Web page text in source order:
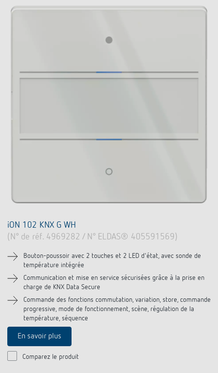
iON 102 KNX G WH
(N° de réf. 4969282 / N° ELDAS® 405591569)
Bouton-poussoir avec 2 touches et 2 LED d'état, avec sonde de
température intégrée
Communication et mise en service sécurisées grâce à la prise en
charge de KNX Data Secure
Commande des fonctions commutation, variation, store, commande
progressive, mode de fonctionnement, scène, régulation de la
température, séquence
En savoir plus
Comparez le produit